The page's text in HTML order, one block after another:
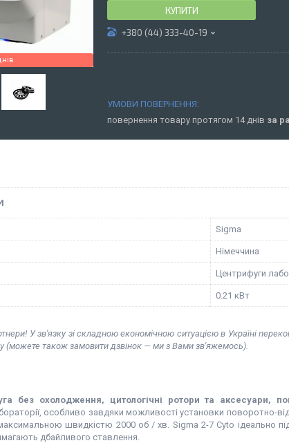
КУПИТИ
+380 (44) 333-40-19
повернення товару протягом 14 днів за
Sigma
Німеччина
Центрифуги
0.21 кВт
У зв'язку зі складною економічною ситуацією в Україні
(можете також замовити дзвінок — ми з Вами зв'яжемось).
без охолодження, цитологічні ротори та аксесуари,
особливо завдяки можливості установки поворотно-
швидкістю 2000 об / хв. Sigma 2-7 Cyto ідеально
дбайливого ставлення.